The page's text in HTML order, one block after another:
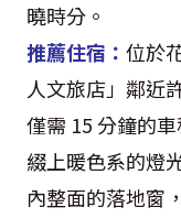
曉時分。
推薦住宿： 位於
人文旅店」鄰近
僅需 15 分鐘的
綴上暖色系的燈
內整面的落地窗